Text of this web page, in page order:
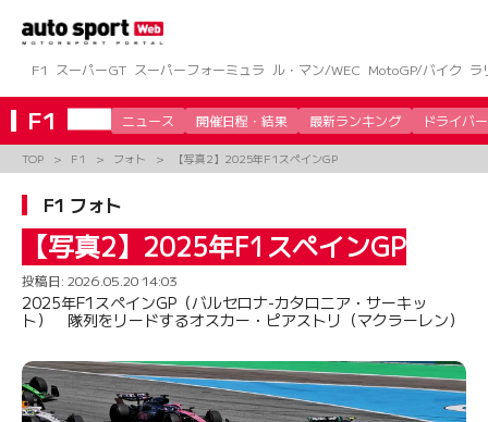
ツ
へ
ス
キ
ッ
F1 スーパーGT スーパーフォーミュラ ル・マン/WEC MotoGP/バイク ラ
F1 ニュース 開催日程・結果 最新ランキング ドライバー
TOP F1 フォト 【写真2】2025年F1スペインGP
F1 フォト
【写真2】2025年F1スペインGP
投稿日: 2026.05.20 14:03
2025年F1スペインGP（バルセロナ-カタロニア・サーキッ
ト） 隊列をリードするオスカー・ピアストリ（マクラーレン）